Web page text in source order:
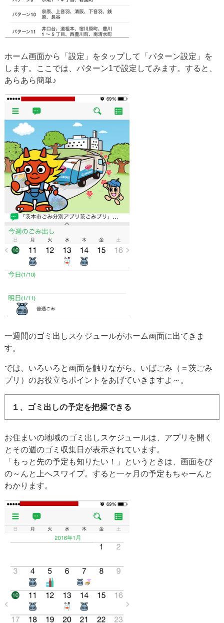
ホーム画面から「設定」をタップして「パターン設定」を
します。ここでは、パターン1で設定してみます。すると、
あらあら簡単♪
一週間のゴミ出しスケジュールがホーム画面に出てきま
す。
では、いろいろと画面を触りながら、いばごみ（＝茨ごみ
プリ）のお役立ちポイントをあげていきますよ～。
１、ゴミ出しの予定を把握できる
お住まいの地域のゴミ出しスケジュールは、アプリを開く
とその週のゴミ収集日が表示されています。
「もっと先の予定も知りたい！」というときは、画面をび
の～んと上へスワイプ。すると一ヶ月の予定もちゃーんと
わかります。